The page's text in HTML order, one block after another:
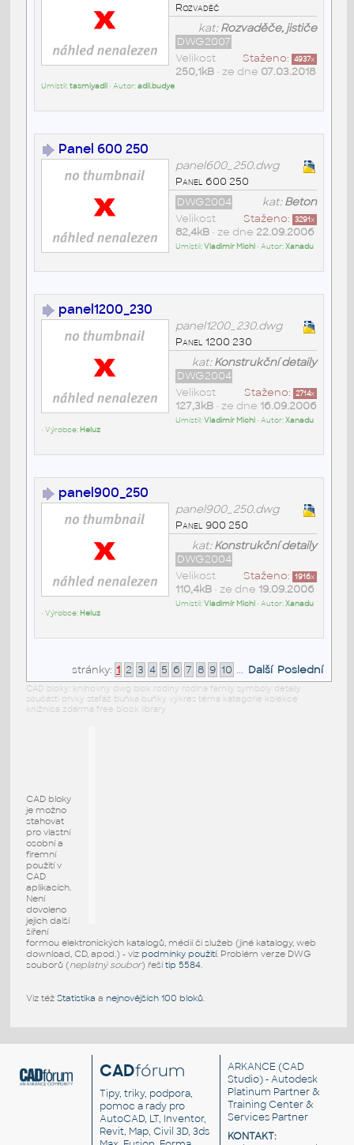
Rozvaděč
kat:Rozvaděče, jističe
DWG2007
Staženo: 4937x
Velikost
250,1kB• ze dne 07.03.2018
Umístil:tasmiyadil • Autor:adil.budye
Panel 600 250
panel600_250.dwg
Panel 600 250
kat:Beton
DWG2004
Staženo: 3291x
Velikost
82,4kB• ze dne 22.09.2006
Umístil:Vladimír Michl • Autor:Xanadu
panel1200_230
panel1200_230.dwg
Panel 1200 230
kat:Konstrukční detaily
DWG2004
Staženo: 2714x
Velikost
127,3kB• ze dne 16.09.2006
Umístil:Vladimír Michl • Autor:Xanadu
• Výrobce: Heluz
panel900_250
panel900_250.dwg
Panel 900 250
kat:Konstrukční detaily
DWG2004
Staženo: 1916x
Velikost
110,4kB• ze dne 19.09.2006
Umístil:Vladimír Michl • Autor:Xanadu
• Výrobce: Heluz
stránky: 1 2 3 4 5 6 7 8 9 10 ... Další Poslední
CAD bloky: knihovny dwg blok rodiny rodina family symboly detaily
součásti prvky stafáž buňka buňky výkres téma kategorie kolekce
knižnica zdarma free block library
CAD bloky
je možno
stahovat
pro vlastní
osobní a
firemní
použití v
CAD
aplikacích.
Není
dovoleno
jejich další
šíření
formou elektronických katalogů, médií či služeb (jiné katalogy, web
download, CD, apod.) - viz podmínky použití. Problém verze DWG
souborů (neplatný soubor) řešítip 5584.
Viz též Statistika a nejnovějších 100 bloků.
CADfórum
Tipy, triky, podpora,
pomoc a rady pro
AutoCAD, LT, Inventor,
Revit, Map, Civil 3D, 3ds
ARKANCE (CAD
Studio) - Autodesk
Platinum Partner &
Training Center &
Services Partner
KONTAKT: